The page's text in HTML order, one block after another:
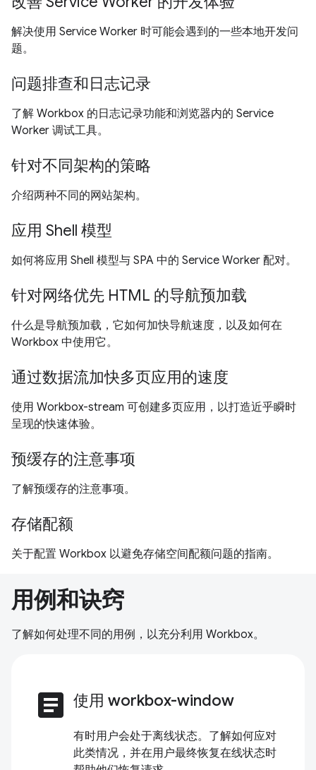
解决使用 Service Worker 时可能会遇到的一些本地开发问
题。
问题排查和日志记录
了解 Workbox 的日志记录功能和浏览器内的 Service
Worker 调试工具。
针对不同架构的策略
介绍两种不同的网站架构。
应用 Shell 模型
如何将应用 Shell 模型与 SPA 中的 Service Worker 配对。
针对网络优先 HTML 的导航预加载
什么是导航预加载，它如何加快导航速度，以及如何在
Workbox 中使用它。
通过数据流加快多页应用的速度
使用 Workbox-stream 可创建多页应用，以打造近乎瞬时
呈现的快速体验。
预缓存的注意事项
了解预缓存的注意事项。
存储配额
关于配置 Workbox 以避免存储空间配额问题的指南。
用例和诀窍
了解如何处理不同的用例，以充分利用 Workbox。
article 使用 workbox-window
有时用户会处于离线状态。了解如何应对
此类情况，并在用户最终恢复在线状态时